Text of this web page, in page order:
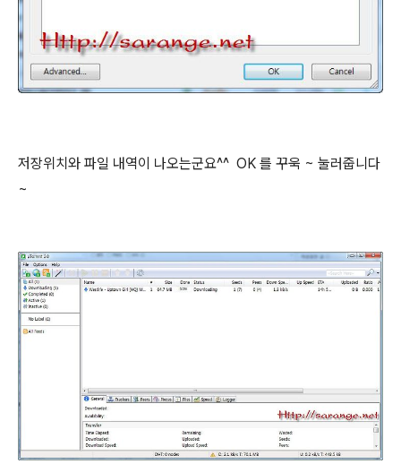
저장위치와 파일 내역이 나오는군요^^ OK 를 꾸욱 ~ 눌러줍니다
~